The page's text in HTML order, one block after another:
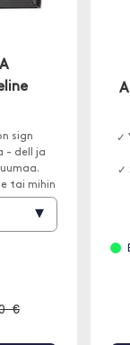
sign
- dell ja
tai mihin
▾
€
✓
✓